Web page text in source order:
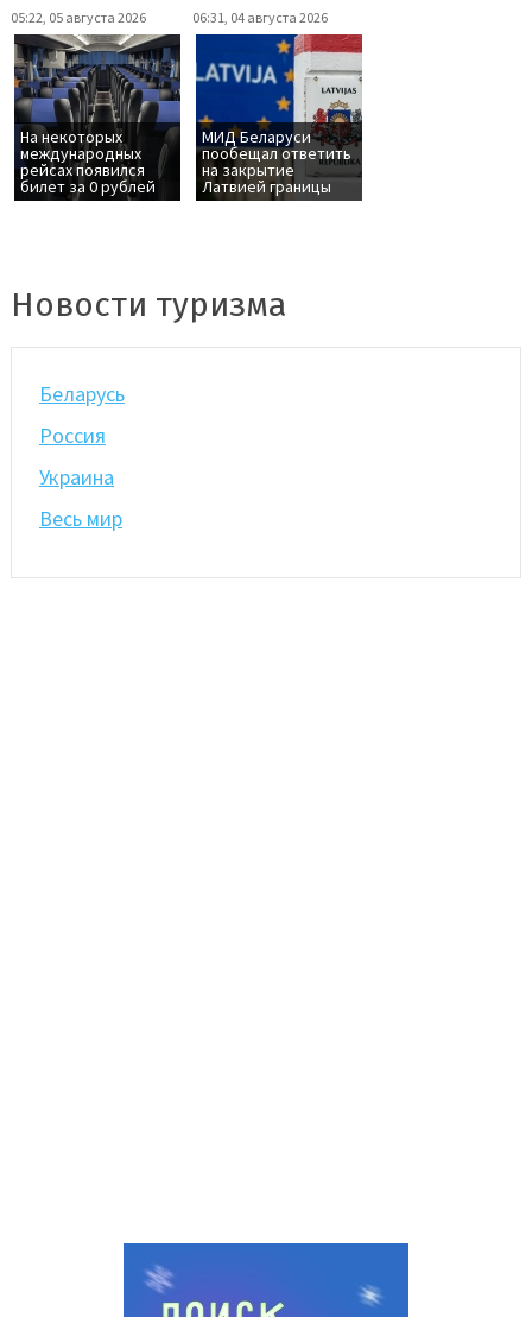
05:22, 05 августа 2026
На некоторых
международных
рейсах появился
билет за 0 рублей
06:31, 04 августа 2026
МИД Беларуси
пообещал ответить
на закрытие
Латвией границы
Новости туризма
Беларусь
Россия
Украина
Весь мир